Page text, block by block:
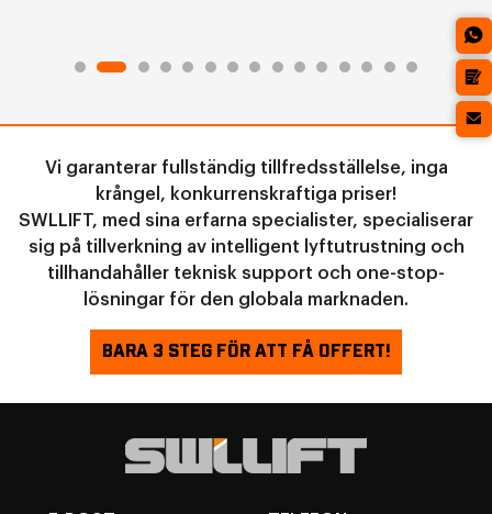
Vi garanterar fullständig tillfredsställelse, inga
krångel, konkurrenskraftiga priser!
SWLLIFT, med sina erfarna specialister, specialiserar
sig på tillverkning av intelligent lyftutrustning och
tillhandahåller teknisk support och one-stop-
lösningar för den globala marknaden.
BARA 3 STEG FÖR ATT FÅ OFFERT!